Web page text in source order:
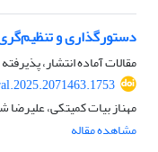
دستورگذاری و
مقالات آماده انتشار،
مهناز بیات کمیتکی،
مشاهده مقاله